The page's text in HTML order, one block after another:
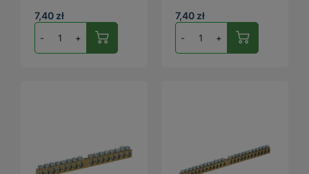
7,40 zł
- +
7,40 zł
- +